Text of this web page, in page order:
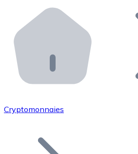
Distributeurs automatiques
Intégrez un ATM Bitnovo
API Bitnovo
Intégrez notre API dans votre
Rejoignez notre réseau de
Ajoutez le token de votre
Cryptomonnaies